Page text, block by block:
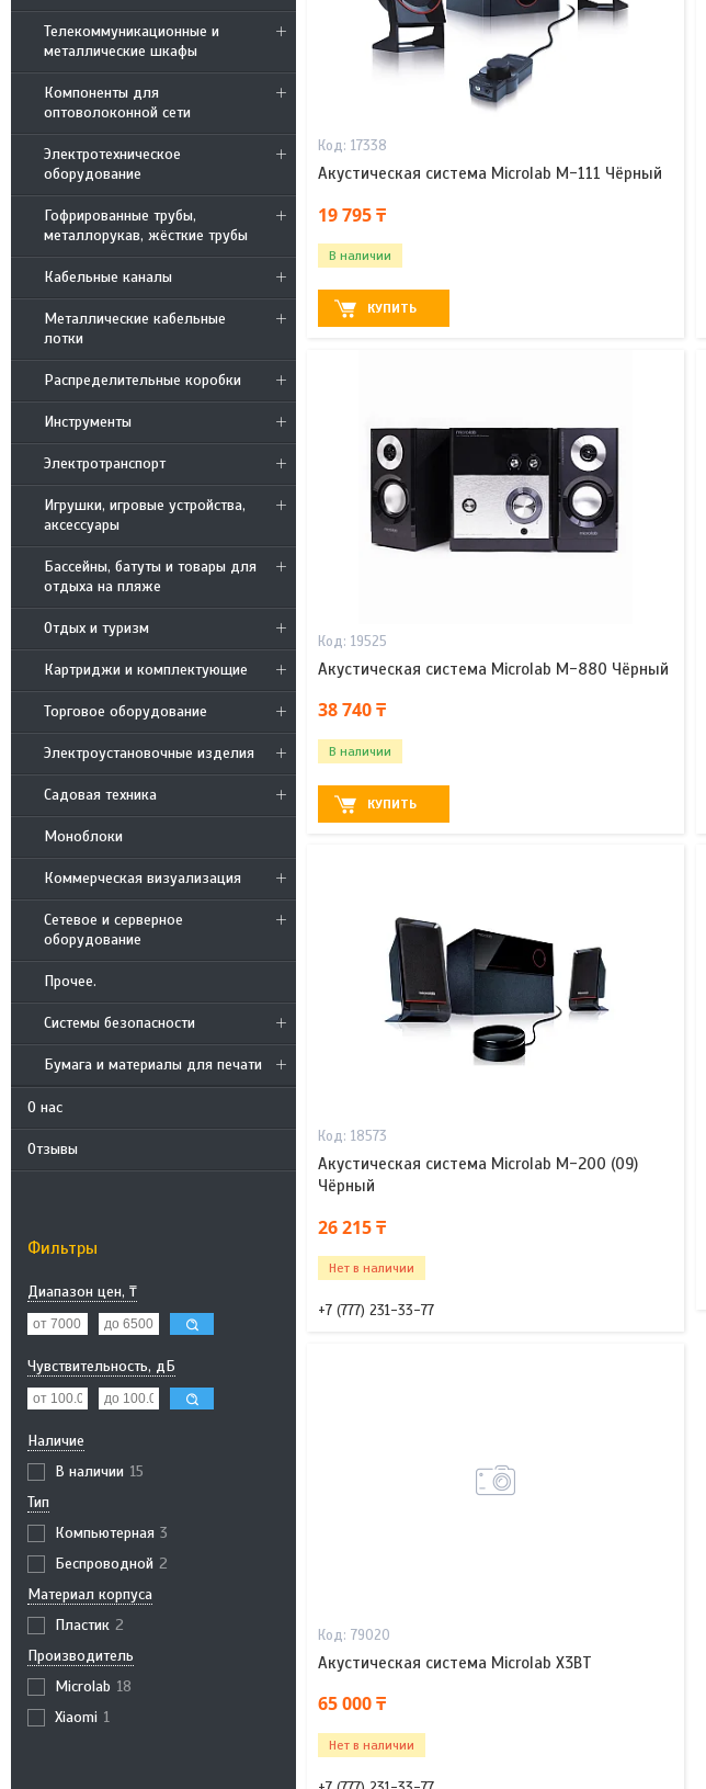
Телекоммуникационные и
металлические шкафы
Компоненты для
оптоволоконной сети
Электротехническое
оборудование
Гофрированные трубы,
металлорукав, жёсткие трубы
Кабельные каналы
Металлические кабельные
лотки
Распределительные коробки
Инструменты
Электротранспорт
Игрушки, игровые устройства,
аксессуары
Бассейны, батуты и товары для
отдыха на пляже
Отдых и туризм
Картриджи и комплектующие
Торговое оборудование
Электроустановочные изделия
Садовая техника
Моноблоки
Коммерческая визуализация
Сетевое и серверное
оборудование
Прочее.
Системы безопасности
Бумага и материалы для печати
О нас
Отзывы
Фильтры
Диапазон цен, ₸
Чувствительность, дБ
Наличие
В наличии 15
Тип
Компьютерная 3
Беспроводной 2
Материал корпуса
Пластик 2
Производитель
Microlab 18
Xiaomi 1
17338
Акустическая система Microlab M-111 Чёрный
19 795 ₸
В наличии
КУПИТЬ
19525
Акустическая система Microlab M-880 Чёрный
38 740 ₸
В наличии
КУПИТЬ
18573
Акустическая система Microlab M-200 (09)
Чёрный
26 215 ₸
Нет в наличии
+7 (777) 231-33-77
79020
Акустическая система Microlab X3BT
65 000 ₸
Нет в наличии